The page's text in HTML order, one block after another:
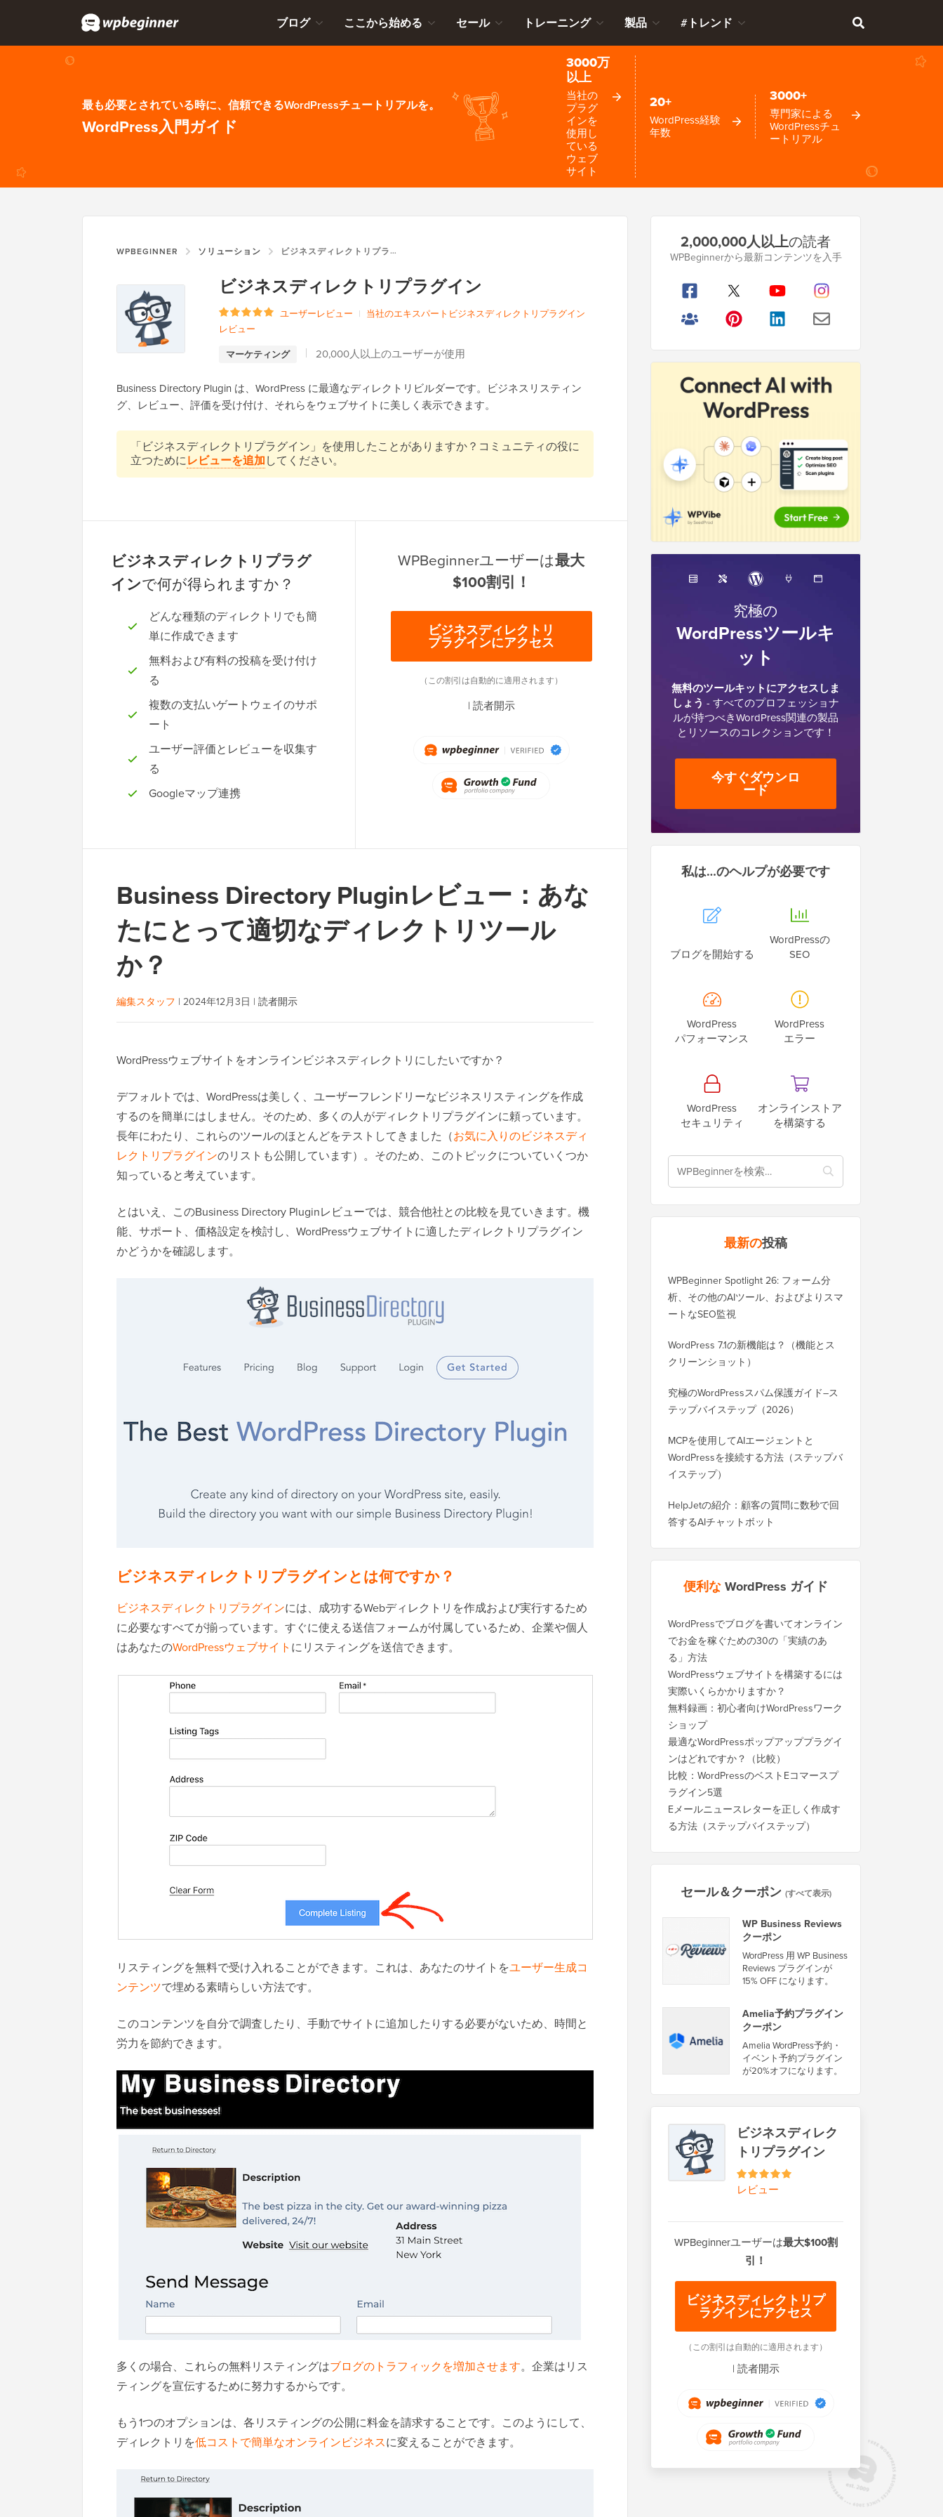
ブログ ここから始める セール トレーニング 製品 #トレンド
最も必要とされている時に、信頼できるWordPressチュートリアルを。
WordPress入門ガイド
3000万
以上
当社の
プラグ
インを
使用し
ている
ウェブ
サイト
20+
WordPress経験
年数
3000+
専門家による
WordPressチュ
ートリアル
WPBEGINNER ソリューション ビジネスディレクトリプラグイン
ビジネスディレクトリプラグイン
ユーザーレビュー | 当社のエキスパートビジネスディレクトリプラグイン
レビュー
マーケティング
20,000人以上のユーザーが使用
Business Directory Plugin は、WordPress に最適なディレクトリビルダーです。ビジネスリスティン
グ、レビュー、評価を受け付け、それらをウェブサイトに美しく表示できます。
「ビジネスディレクトリプラグイン」を使用したことがありますか？コミュニティの役に
立つためにレビューを追加してください。
ビジネスディレクトリプラグ
インで何が得られますか？
どんな種類のディレクトリでも簡
単に作成できます
無料および有料の投稿を受け付け
る
複数の支払いゲートウェイのサポ
ート
ユーザー評価とレビューを収集す
る
Googleマップ連携
WPBeginnerユーザーは最大
$100割引！
ビジネスディレクトリ
プラグインにアクセス
（この割引は自動的に適用されます）
| 読者開示
Business Directory Pluginレビュー：あな
たにとって適切なディレクトリツール
か？
編集スタッフ | 2024年12月3日 | 読者開示
WordPressウェブサイトをオンラインビジネスディレクトリにしたいですか？
デフォルトでは、WordPressは美しく、ユーザーフレンドリーなビジネスリスティングを作成
するのを簡単にはしません。そのため、多くの人がディレクトリプラグインに頼っています。
長年にわたり、これらのツールのほとんどをテストしてきました（お気に入りのビジネスディ
レクトリプラグインのリストも公開しています）。そのため、このトピックについていくつか
知っていると考えています。
とはいえ、このBusiness Directory Pluginレビューでは、競合他社との比較を見ていきます。機
能、サポート、価格設定を検討し、WordPressウェブサイトに適したディレクトリプラグイン
かどうかを確認します。
ビジネスディレクトリプラグインとは何ですか？
ビジネスディレクトリプラグインには、成功するWebディレクトリを作成および実行するため
に必要なすべてが揃っています。すぐに使える送信フォームが付属しているため、企業や個人
はあなたのWordPressウェブサイト にリスティングを送信できます。
リスティングを無料で受け入れることができます。これは、あなたのサイトをユーザー生成コ
ンテンツで埋める素晴らしい方法です。
このコンテンツを自分で調査したり、手動でサイトに追加したりする必要がないため、時間と
労力を節約できます。
多くの場合、これらの無料リスティングはブログのトラフィックを増加させます。企業はリス
ティングを宣伝するために努力するからです。
もう1つのオプションは、各リスティングの公開に料金を請求することです。このようにして、
ディレクトリを低コストで簡単なオンラインビジネスに変えることができます。
サ
ー
2,000,000人以上の読者
WPBeginnerから最新コンテンツを入手
究極の
WordPressツールキ
ット
無料のツールキットにアクセスしま
しょう - すべてのプロフェッショナ
ルが持つべきWordPress関連の製品
とリソースのコレクションです！
今すぐダウンロ
ード
私は…のヘルプが必要です
ブログを開始する
WordPressの
SEO
WordPress
パフォーマンス
WordPress
エラー
WordPress
セキュリティ
オンラインストア
を構築する
最新の投稿
WPBeginner Spotlight 26: フォーム分
析、その他のAIツール、およびよりスマ
ートなSEO監視
WordPress 7.1の新機能は？（機能とス
クリーンショット）
究極のWordPressスパム保護ガイド–ス
テップバイステップ（2026）
MCPを使用してAIエージェントと
WordPressを接続する方法（ステップバ
イステップ）
HelpJetの紹介：顧客の質問に数秒で回
答するAIチャットボット
便利なWordPress ガイド
WordPressでブログを書いてオンライン
でお金を稼ぐための30の「実績のあ
る」方法
WordPressウェブサイトを構築するには
実際いくらかかりますか？
無料録画：初心者向けWordPressワーク
ショップ
最適なWordPressポップアッププラグイ
ンはどれですか？（比較）
比較：WordPressのベストEコマースプ
ラグイン5選
Eメールニュースレターを正しく作成す
る方法（ステップバイステップ）
セール＆クーポン (すべて表示)
WP Business Reviews
クーポン
WordPress 用 WP Business
Reviews プラグインが
15% OFF になります。
Amelia予約プラグイン
クーポン
Amelia WordPress予約・
イベント予約プラグイン
が20%オフになります。
ビジネスディレク
トリプラグイン
レビュー
WPBeginnerユーザーは最大$100割
引！
ビジネスディレクトリプ
ラグインにアクセス
（この割引は自動的に適用されます）
| 読者開示